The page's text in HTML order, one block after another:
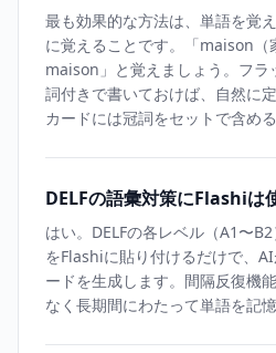
最も効果的な方法は、単語を覚
に覚えることです。「maison（
maison」と覚えましょう。フラ
詞付きで書いておけば、自然に
カードには冠詞をセットで含め
DELFの語彙対策にFlashiは
はい。DELFの各レベル（A1〜
をFlashiに貼り付けるだけで、
ードを生成します。間隔反復機
なく長期間にわたって単語を記